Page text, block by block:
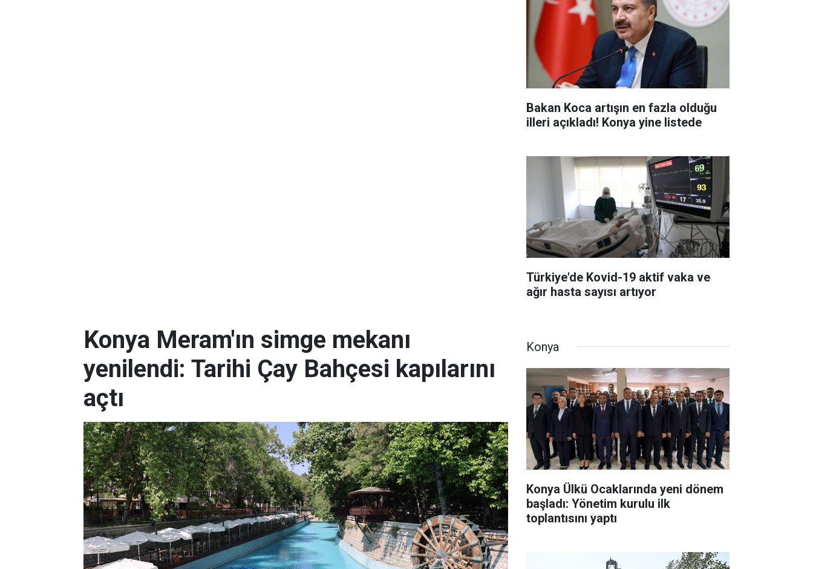
Bakan Koca artışın en fazla olduğu
illeri açıkladı! Konya yine listede
Türkiye'de Kovid-19 aktif vaka ve
ağır hasta sayısı artıyor
Konya Meram'ın simge mekanı
yenilendi: Tarihi Çay Bahçesi kapılarını
açtı
Konya
Konya Ülkü Ocaklarında yeni dönem
başladı: Yönetim kurulu ilk
toplantısını yaptı